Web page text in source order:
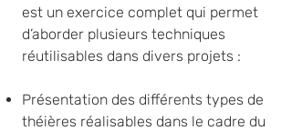
est un exercice complet qui permet
d’aborder plusieurs techniques
réutilisables dans divers projets :
Présentation des différents types de
théières réalisables dans le cadre du